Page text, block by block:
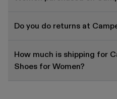
Do you do returns at
How much is shipping for
Shoes for Women?